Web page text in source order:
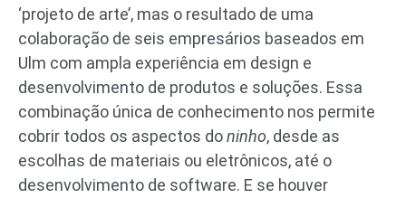
‘projeto de arte’, mas o resultado de uma
colaboração de seis empresários baseados em
Ulm com ampla experiência em design e
desenvolvimento de produtos e soluções. Essa
combinação única de conhecimento nos permite
cobrir todos os aspectos doninho, desde as
escolhas de materiais ou eletrônicos, até o
desenvolvimento de software. E se houver